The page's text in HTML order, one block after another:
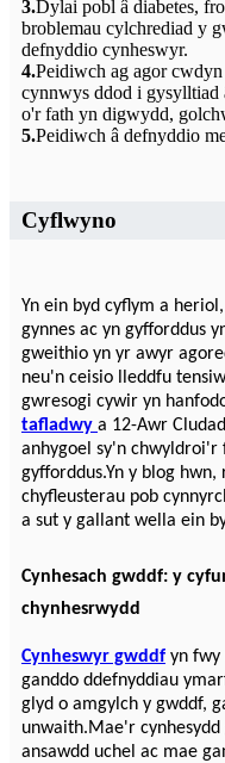
3.Dylai pobl â diabetes,
broblemau cylchrediad y
defnyddio cynheswyr.
4.Peidiwch ag agor
cynnwys ddod i
o'r fath yn digwydd,
5.Peidiwch â defnyddio
Cyflwyno
Yn ein byd cyflym a
gynnes ac yn gyfforddus
gweithio yn yr awyr
neu'n ceisio lleddfu
gwresogi cywir yn
tafladwy a 12-Awr
anhygoel sy'n chwyldroi'r
gyfforddus.Yn y blog hwn,
chyfleusterau pob
a sut y gallant wella ein
Cynhesach gwddf: y
chynhesrwydd
Cynheswyr gwddf yn fwy
ganddo ddefnyddiau
glyd o amgylch y gwddf,
unwaith.Mae'r
ansawdd uchel ac mae